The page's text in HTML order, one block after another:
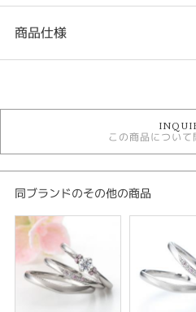
商品仕様
結婚指輪
結婚指輪 ＞ キュートデザイン
Milk&Strawberry
Milk&Strawberry ＞ 結婚指輪
シンプル
性別
この商品について
同ブランドのその他の商品